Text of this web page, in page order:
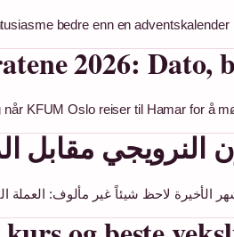
bedre enn en
2026: Dato,
KFUM Oslo reiser til Hamar for å
النرويجي مقابل